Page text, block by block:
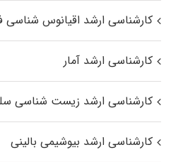
کارشناسی ارشد اقیانوس‌ شناسی
کارشناسی ارشد آمار
کارشناسی ارشد زیست شناسی
کارشناسی ارشد بیوشیمی بالینی